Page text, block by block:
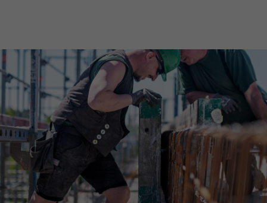
Impressum
Datenschutz
Barrierefreiheitserklärung